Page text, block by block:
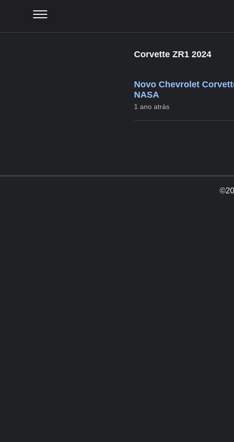
Corvette ZR1 2024
Novo Chevrolet
NASA
1 ano atrás